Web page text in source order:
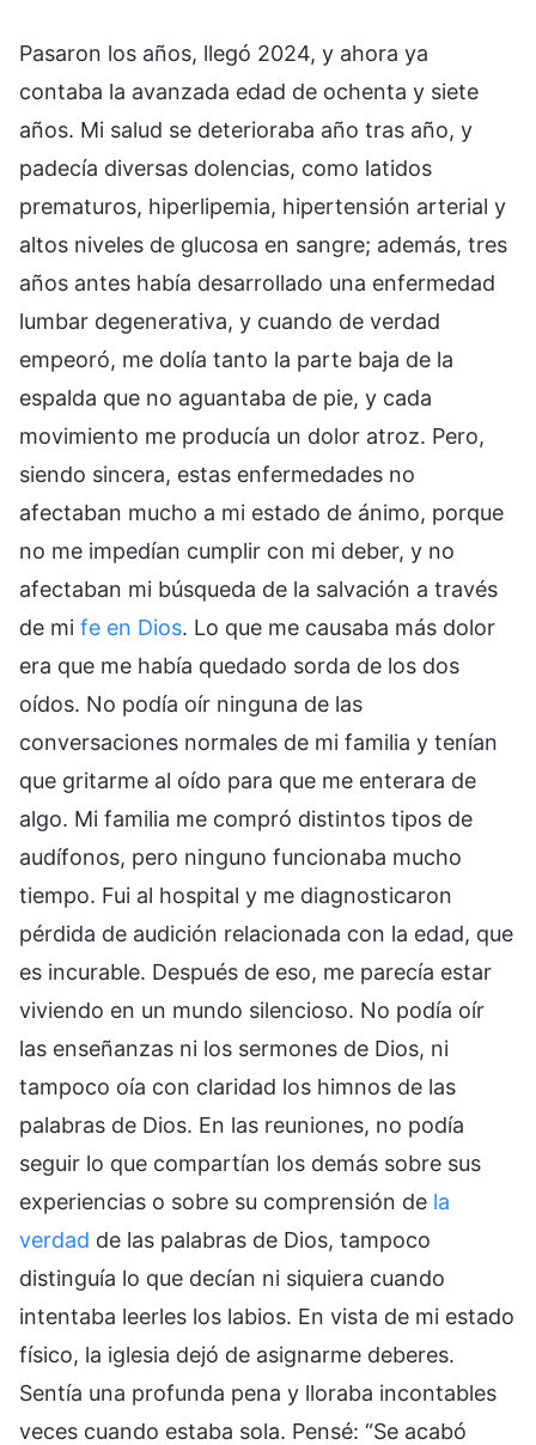
Pasaron los años, llegó 2024, y ahora ya
contaba la avanzada edad de ochenta y siete
años. Mi salud se deterioraba año tras año, y
padecía diversas dolencias, como latidos
prematuros, hiperlipemia, hipertensión arterial y
altos niveles de glucosa en sangre; además, tres
años antes había desarrollado una enfermedad
lumbar degenerativa, y cuando de verdad
empeoró, me dolía tanto la parte baja de la
espalda que no aguantaba de pie, y cada
movimiento me producía un dolor atroz. Pero,
siendo sincera, estas enfermedades no
afectaban mucho a mi estado de ánimo, porque
no me impedían cumplir con mi deber, y no
afectaban mi búsqueda de la salvación a través
de mi fe en Dios. Lo que me causaba más dolor
era que me había quedado sorda de los dos
oídos. No podía oír ninguna de las
conversaciones normales de mi familia y tenían
que gritarme al oído para que me enterara de
algo. Mi familia me compró distintos tipos de
audífonos, pero ninguno funcionaba mucho
tiempo. Fui al hospital y me diagnosticaron
pérdida de audición relacionada con la edad, que
es incurable. Después de eso, me parecía estar
viviendo en un mundo silencioso. No podía oír
las enseñanzas ni los sermones de Dios, ni
tampoco oía con claridad los himnos de las
palabras de Dios. En las reuniones, no podía
seguir lo que compartían los demás sobre sus
experiencias o sobre su comprensión de la
verdad de las palabras de Dios, tampoco
distinguía lo que decían ni siquiera cuando
intentaba leerles los labios. En vista de mi estado
físico, la iglesia dejó de asignarme deberes.
Sentía una profunda pena y lloraba incontables
veces cuando estaba sola. Pensé: “Se acabó